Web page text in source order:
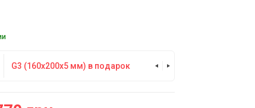
G3 (160х200х5 мм) в подарок